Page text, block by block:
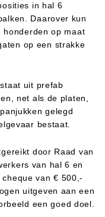
in hal 6
Daarover kun
honderden op maat
op een strakke
uit prefab
net als de platen,
gelegd
bestaat.
door Raad van
van hal 6 en
van € 500,-
uitgeven aan een
een goed doel.